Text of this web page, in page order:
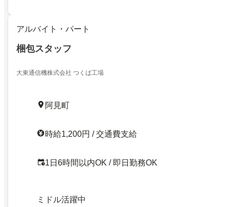
アルバイト・パート
梱包スタッフ
大東通信機株式会社 つくば工場
阿見町
時給1,200円 / 交通費支給
1日6時間以内OK / 即日勤務OK
ミドル活躍中